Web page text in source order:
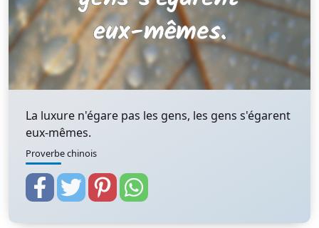
La luxure n'égare pas les gens, les gens s'égarent
eux-mêmes.
Proverbe chinois